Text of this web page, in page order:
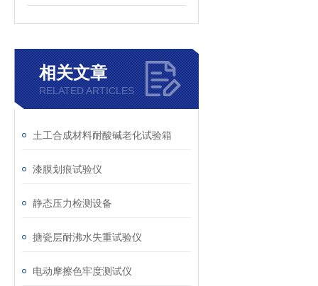
相关文章
RELATED ARTICLES
土工合成材料耐酸碱老化试验箱
漆膜划痕试验仪
静态压力检测设备
搪瓷层耐沸水失重试验仪
电动摩擦色牢度测试仪